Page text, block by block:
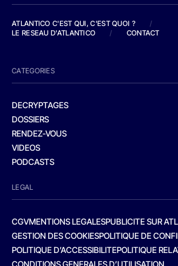
ATLANTICO C'EST QUI, C'EST QUOI ?
/
LE RESEAU D'ATLANTICO
/ CONTACT
CATEGORIES
DECRYPTAGES
DOSSIERS
RENDEZ-VOUS
VIDEOS
PODCASTS
LEGAL
CGVMENTIONS LEGALESPUBLICITE SUR
GESTION DES COOKIESPOLITIQUE DE
POLITIQUE D’ACCESSIBILITEPOLITIQUE
CONDITIONS GENERALES D’UTILISATION